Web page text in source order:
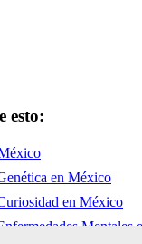
esto:
en México
en México
Mentales